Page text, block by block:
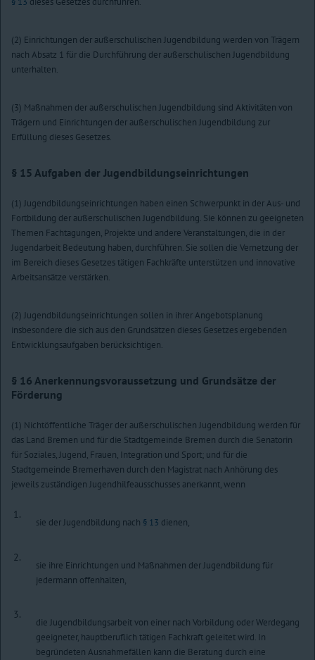
(2) Einrichtungen der außerschulischen Jugendbildung werden von Trägern
nach Absatz 1 für die Durchführung der außerschulischen Jugendbildung
unterhalten.
(3) Maßnahmen der außerschulischen Jugendbildung sind Aktivitäten von
Trägern und Einrichtungen der außerschulischen Jugendbildung zur
Erfüllung dieses Gesetzes.
§ 15 Aufgaben der Jugendbildungseinrichtungen
(1) Jugendbildungseinrichtungen haben einen Schwerpunkt in der Aus- und
Fortbildung der außerschulischen Jugendbildung. Sie können zu geeigneten
Themen Fachtagungen, Projekte und andere Veranstaltungen, die in der
Jugendarbeit Bedeutung haben, durchführen. Sie sollen die Vernetzung der
im Bereich dieses Gesetzes tätigen Fachkräfte unterstützen und innovative
Arbeitsansätze verstärken.
(2) Jugendbildungseinrichtungen sollen in ihrer Angebotsplanung
insbesondere die sich aus den Grundsätzen dieses Gesetzes ergebenden
Entwicklungsaufgaben berücksichtigen.
§ 16 Anerkennungsvoraussetzung und Grundsätze der
Förderung
(1) Nichtöffentliche Träger der außerschulischen Jugendbildung werden für
das Land Bremen und für die Stadtgemeinde Bremen durch die Senatorin
für Soziales, Jugend, Frauen, Integration und Sport; und für die
Stadtgemeinde Bremerhaven durch den Magistrat nach Anhörung des
jeweils zuständigen Jugendhilfeausschusses anerkannt, wenn
1.
sie der Jugendbildung nach § 13 dienen,
2.
sie ihre Einrichtungen und Maßnahmen der Jugendbildung für
jedermann offenhalten,
3.
die Jugendbildungsarbeit von einer nach Vorbildung oder Werdegang
geeigneter, hauptberuflich tätigen Fachkraft geleitet wird. In
begründeten Ausnahmefällen kann die Beratung durch eine